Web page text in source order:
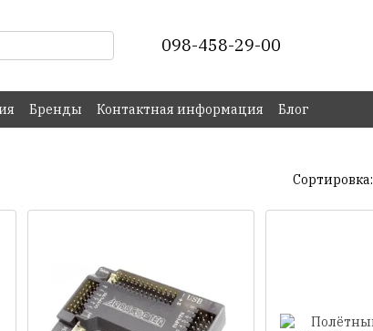
098-458-29-00
Бренды Контактная информация Блог
Сортировка: